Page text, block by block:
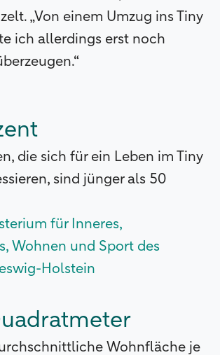
„Von einem Umzug ins Tiny
ich allerdings erst noch
die sich für ein Leben im Tiny
sind jünger als 50
für Inneres,
Wohnen und Sport des
Holstein
Wohnfläche je